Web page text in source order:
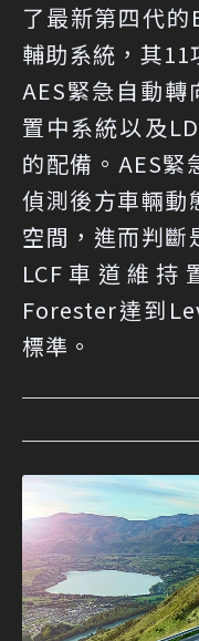
了最新第四代
輔助系統，其
AES緊急自動轉
置中系統以及
的配備。AES緊
偵測後方車輛動
空間，進而判斷
LCF車道維持
Forester達到
標準。